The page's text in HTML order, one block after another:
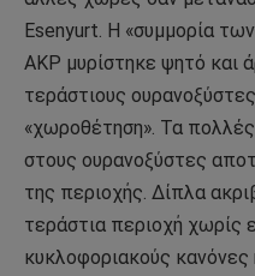
Esenyurt. Η «συμμορία
ΑΚΡ μυρίστηκε ψητό και
τεράστιους
«χωροθέτηση». Τα πολλές
στους ουρανοξύστες
της περιοχής. Δίπλα
τεράστια περιοχή χωρίς
κυκλοφοριακούς